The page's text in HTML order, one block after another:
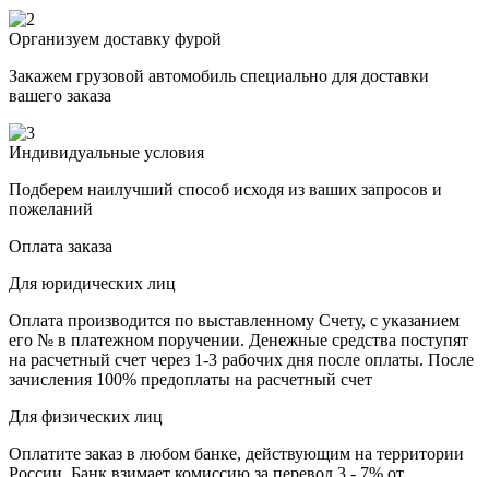
Организуем доставку фурой
Закажем грузовой автомобиль специально для доставки
вашего заказа
Индивидуальные условия
Подберем наилучший способ исходя из ваших запросов и
пожеланий
Оплата заказа
Для юридических лиц
Оплата производится по выставленному Счету, с указанием
его № в платежном поручении. Денежные средства поступят
на расчетный счет через 1-3 рабочих дня после оплаты. После
зачисления 100% предоплаты на расчетный счет
Для физических лиц
Оплатите заказ в любом банке, действующим на территории
России. Банк взимает комиссию за перевод 3 - 7% от